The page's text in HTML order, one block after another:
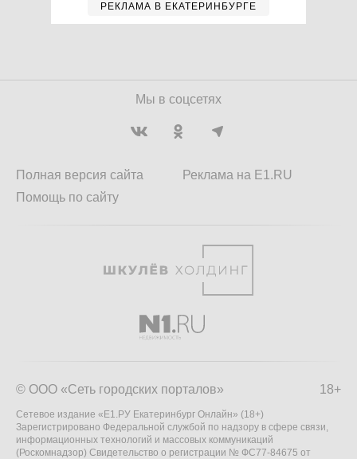
РЕКЛАМА В ЕКАТЕРИНБУРГЕ
Мы в соцсетях
Полная версия сайта
Помощь по сайту
Реклама на E1.RU
18+
© ООО «Сеть городских порталов»
Сетевое издание «Е1.РУ Екатеринбург Онлайн» (18+)
Зарегистрировано Федеральной службой по надзору в сфере связи,
информационных технологий и массовых коммуникаций
(Роскомнадзор) Свидетельство о регистрации № ФС77-84675 от